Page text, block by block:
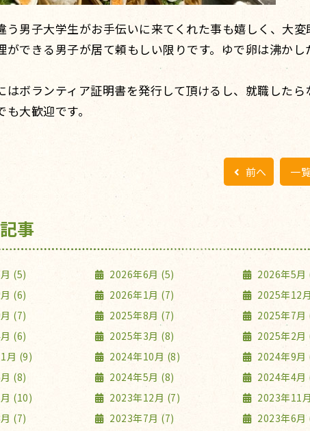
う男子大学生がお手伝いに来てくれた事も嬉しく、大変
ができる男子が居て頼もしい限りです。ゆで卵は沸か
はボランティア証明書を発行して頂けるし、就職した
も大歓迎です。
前へ 一
事
(5) 2026年6月 (5) 2026年5月
(6)
2026年1月 (7) 2025年12
(7)
2025年8月 (7) 2025年7月
(6)
2025年3月 (8) 2025年2月
月 (9)
2024年10月 (8) 2024年9月
(8)
2024年5月 (8) 2024年4月
(10)
2023年12月 (7) 2023年11
(7)
2023年7月 (7) 2023年6月